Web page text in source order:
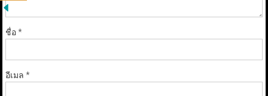
ชื่อ*
อีเมล *